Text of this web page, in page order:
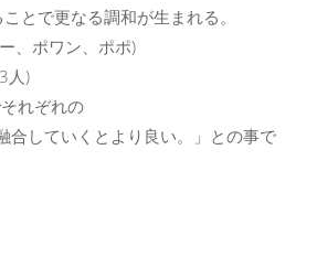
とで更なる調和が生まれる。
、ポワン、ポポ)
人)
れぞれの
合していくとより良い。」との事で